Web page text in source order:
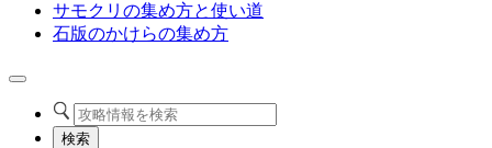
サモクリの集め方と使い道
石版のかけらの集め方
検索